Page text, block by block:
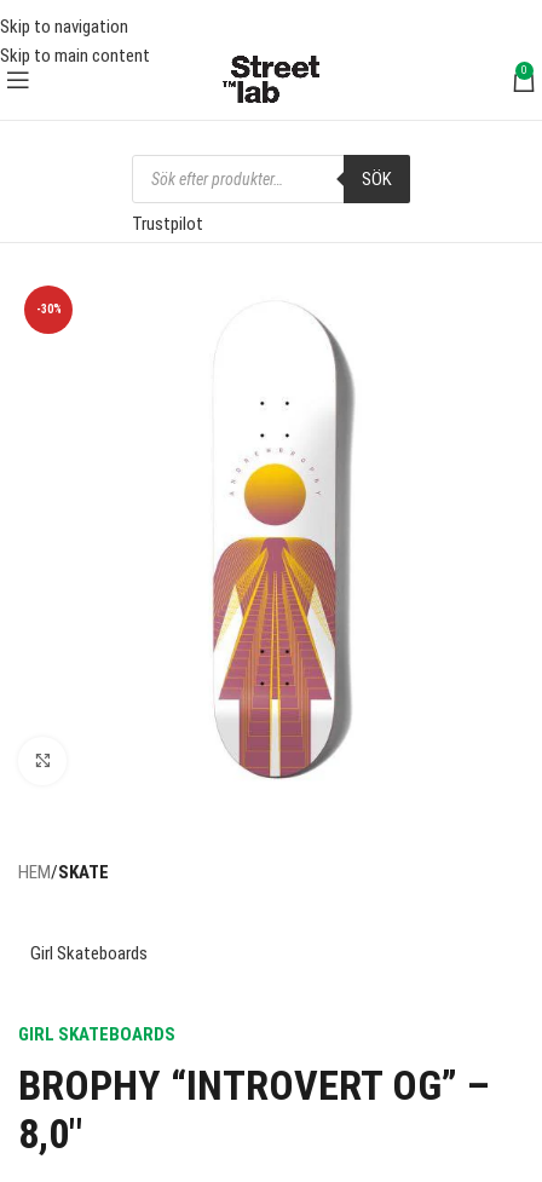
Skip to navigation
Skip to main content
FRAKT ÖVER 1000 SEK
0
SÖK
Trustpilot
-30%
HEM SKATE
Girl Skateboards
GIRL SKATEBOARDS
BROPHY “INTROVERT OG” –
8,0″